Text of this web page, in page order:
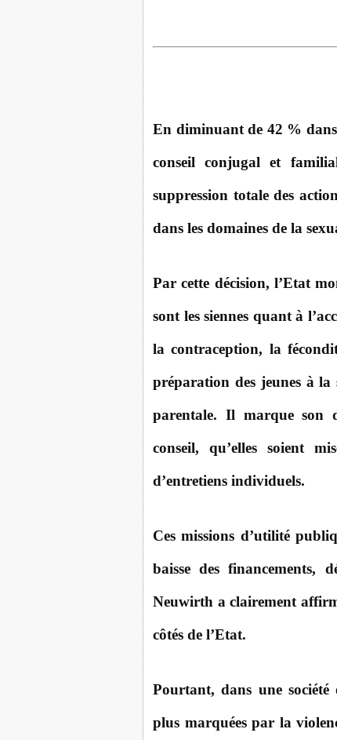
En diminuant de 42 %
conseil conjugal et
suppression totale des
dans les domaines de la
Par cette décision, l’Etat
sont les siennes quant à
la contraception, la
préparation des jeunes à
parentale. Il marque son
conseil, qu’elles soient
d’entretiens individuels.
Ces missions d’utilité
baisse des financements,
Neuwirth a clairement
côtés de l’Etat.
Pourtant, dans une
plus marquées par la